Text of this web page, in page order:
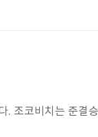
. 조코비치는 준결